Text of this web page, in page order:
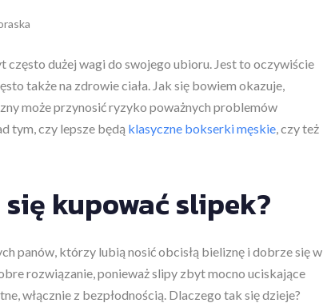
dużej wagi do swojego ubioru. Jest to oczywiście
także na zdrowie ciała. Jak się bowiem okazuje,
może przynosić ryzyko poważnych problemów
tym, czy lepsze będą klasyczne bokserki męskie, czy też
kupować slipek?
panów, którzy lubią nosić obcisłą bieliznę i dobrze się w
rozwiązanie, ponieważ slipy zbyt mocno uciskające
włącznie z bezpłodnością. Dlaczego tak się dzieje?